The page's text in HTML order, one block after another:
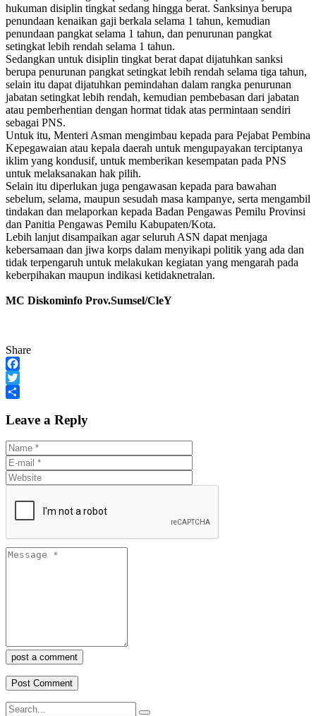
hukuman disiplin tingkat sedang hingga berat. Sanksinya berupa
penundaan kenaikan gaji berkala selama 1 tahun, kemudian
penundaan pangkat selama 1 tahun, dan penurunan pangkat
setingkat lebih rendah selama 1 tahun.
Sedangkan untuk disiplin tingkat berat dapat dijatuhkan sanksi
berupa penurunan pangkat setingkat lebih rendah selama tiga tahun,
selain itu dapat dijatuhkan pemindahan dalam rangka penurunan
jabatan setingkat lebih rendah, kemudian pembebasan dari jabatan
atau pemberhentian dengan hormat tidak atas permintaan sendiri
sebagai PNS.
Untuk itu, Menteri Asman mengimbau kepada para Pejabat Pembina
Kepegawaian atau kepala daerah untuk mengupayakan terciptanya
iklim yang kondusif, untuk memberikan kesempatan pada PNS
untuk melaksanakan hak pilih.
Selain itu diperlukan juga pengawasan kepada para bawahan
sebelum, selama, maupun sesudah masa kampanye, serta mengambil
tindakan dan melaporkan kepada Badan Pengawas Pemilu Provinsi
dan Panitia Pengawas Pemilu Kabupaten/Kota.
Lebih lanjut disampaikan agar seluruh ASN dapat menjaga
kebersamaan dan jiwa korps dalam menyikapi politik yang ada dan
tidak terpengaruh untuk melakukan kegiatan yang mengarah pada
keberpihakan maupun indikasi ketidaknetralan.
MC Diskominfo Prov.Sumsel/CleY
Share
Facebook
Twitter
Leave a Reply
post a comment